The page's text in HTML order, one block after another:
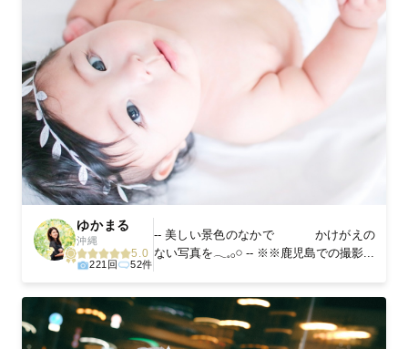
ゆかまる
沖縄
5.0
221回 52件
-- 美しい景色のなかで かけがえの
ない写真を𓂃𓈒𓂂𓏸 -- ※※鹿児島での撮影...